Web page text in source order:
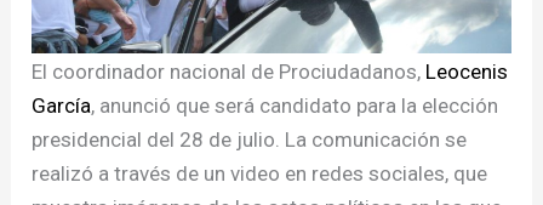
El coordinador nacional de Prociudadanos, Leocenis
García, anunció que será candidato para la elección
presidencial del 28 de julio. La comunicación se
realizó a través de un video en redes sociales, que